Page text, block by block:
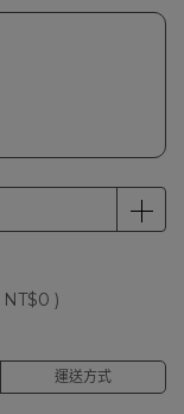
NT$0 )
運送方式